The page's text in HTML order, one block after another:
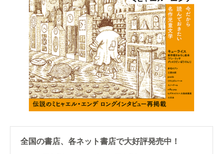
全国の書店、各ネット書店で大好評発売中！